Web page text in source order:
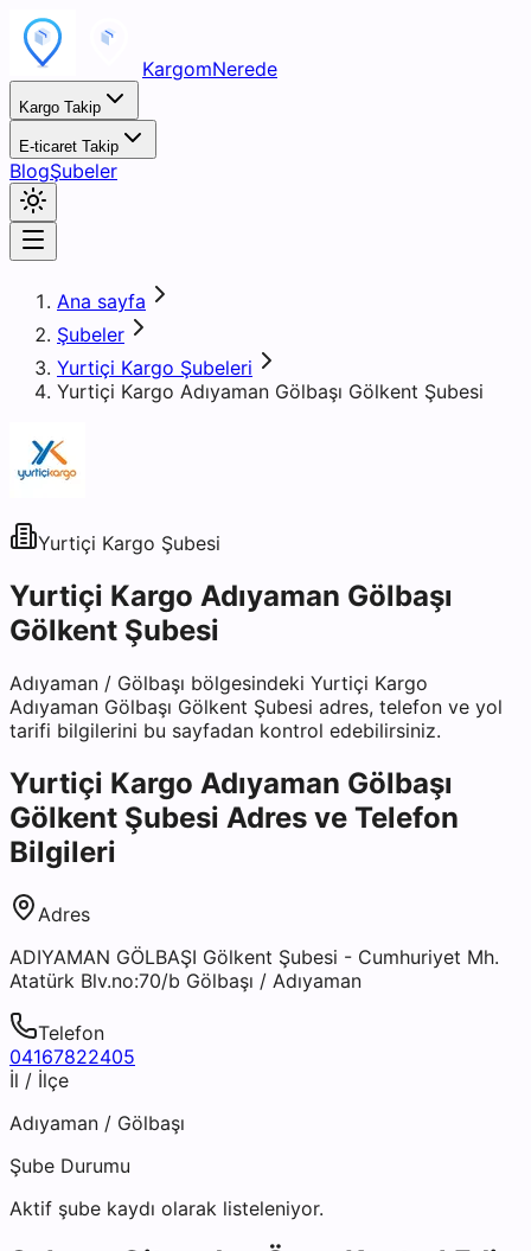
KargomNerede
Kargo Takip
E-ticaret Takip
BlogŞubeler
Ana sayfa
Şubeler
Yurtiçi Kargo Şubeleri
Yurtiçi Kargo Adıyaman Gölbaşı Gölkent Şubesi
Yurtiçi Kargo Şubesi
Yurtiçi Kargo Adıyaman Gölbaşı
Gölkent Şubesi
Adıyaman / Gölbaşı bölgesindeki Yurtiçi Kargo
Adıyaman Gölbaşı Gölkent Şubesi adres, telefon ve yol
tarifi bilgilerini bu sayfadan kontrol edebilirsiniz.
Yurtiçi Kargo Adıyaman Gölbaşı
Gölkent Şubesi Adres ve Telefon
Bilgileri
Adres
ADIYAMAN GÖLBAŞI Gölkent Şubesi - Cumhuriyet Mh.
Atatürk Blv.no:70/b Gölbaşı / Adıyaman
Telefon
04167822405
İl / İlçe
Adıyaman / Gölbaşı
Şube Durumu
Aktif şube kaydı olarak listeleniyor.